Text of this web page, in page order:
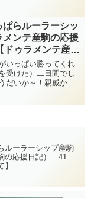
観戦日記です。
らルーラーシッ
メンテ産駒の応援
ゥラメンテ産駒
いっぱい勝ってくれ
受けた）二日間でし
だいか～！親戚か
ルーラーシップ産駒
の応援日記） 41